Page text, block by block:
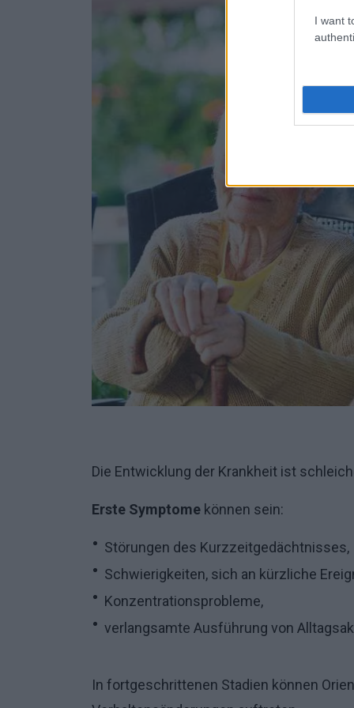
I want
Die Entwicklung der Krankheit ist
Erste Symptome können sein:
Störungen des Kurzzeitgedächtnisses,
Schwierigkeiten, sich an kürzliche
Konzentrationsprobleme,
verlangsamte Ausführung von
In fortgeschrittenen Stadien können